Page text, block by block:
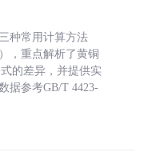
种常用计算方法
，重点解析了黄铜
的差异，并提供实
据参考GB/T 4423-